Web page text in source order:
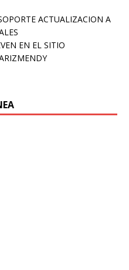
ACTUALIZACION A
EN EL SITIO